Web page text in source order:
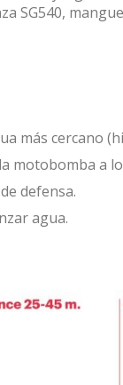
Iniciar sesión
O
SG540,
más cercano
motobomba a
defensa.
agua.